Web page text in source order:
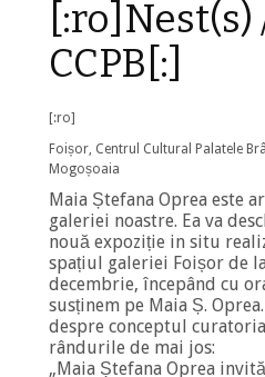
CCPB[:]
[:ro]
Foișor, Centrul Cultural Palatele
Mogoșoaia
Maia Ștefana Oprea este
galeriei noastre. Ea va
nouă expoziție in situ
spațiul galeriei Foișor de
decembrie, începând cu
susținem pe Maia Ș.
despre conceptul
rândurile de mai jos:
„Maia Ștefana Oprea